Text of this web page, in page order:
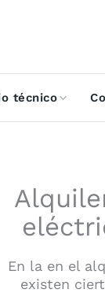
técnico
En la en el
existen